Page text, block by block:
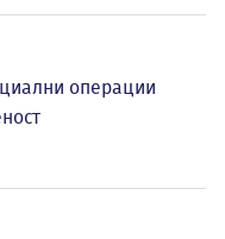
операции